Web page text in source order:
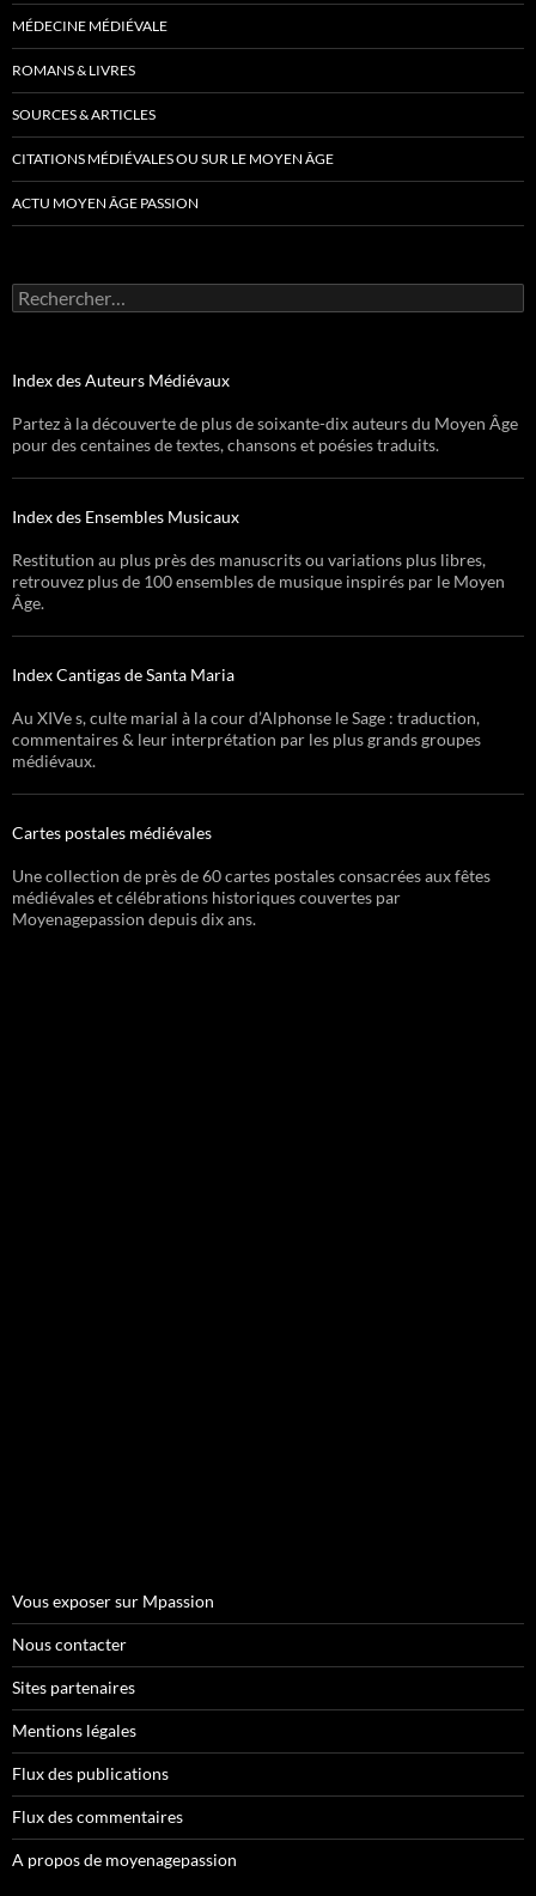
MÉDECINE MÉDIÉVALE
ROMANS & LIVRES
SOURCES & ARTICLES
CITATIONS MÉDIÉVALES OU SUR LE MOYEN ÂGE
ACTU MOYEN ÂGE PASSION
Rechercher :
Index des Auteurs Médiévaux
Partez à la découverte de plus de soixante-dix auteurs du Moyen Âge
pour des centaines de textes, chansons et poésies traduits.
Index des Ensembles Musicaux
Restitution au plus près des manuscrits ou variations plus libres,
retrouvez plus de 100 ensembles de musique inspirés par le Moyen
Âge.
Index Cantigas de Santa Maria
Au XIVe s, culte marial à la cour d’Alphonse le Sage : traduction,
commentaires & leur interprétation par les plus grands groupes
médiévaux.
Cartes postales médiévales
Une collection de près de 60 cartes postales consacrées aux fêtes
médiévales et célébrations historiques couvertes par
Moyenagepassion depuis dix ans.
Vous exposer sur Mpassion
Nous contacter
Sites partenaires
Mentions légales
Flux des publications
Flux des commentaires
A propos de moyenagepassion